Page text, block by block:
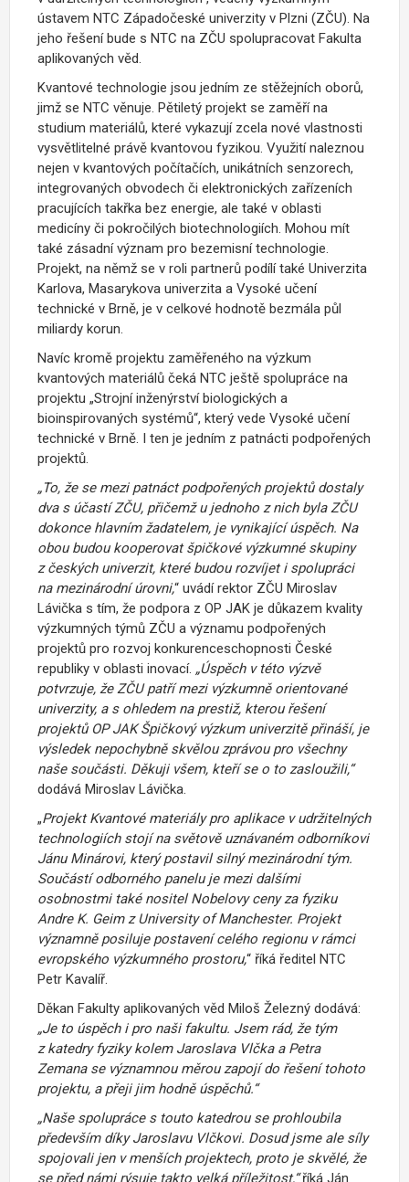
ústavem NTC Západočeské univerzity v Plzni (ZČU). Na
jeho řešení bude s NTC na ZČU spolupracovat Fakulta
aplikovaných věd.
Kvantové technologie jsou jedním ze stěžejních oborů,
jimž se NTC věnuje. Pětiletý projekt se zaměří na
studium materiálů, které vykazují zcela nové vlastnosti
vysvětlitelné právě kvantovou fyzikou. Využití naleznou
nejen v kvantových počítačích, unikátních senzorech,
integrovaných obvodech či elektronických zařízeních
pracujících takřka bez energie, ale také v oblasti
medicíny či pokročilých biotechnologiích. Mohou mít
také zásadní význam pro bezemisní technologie.
Projekt, na němž se v roli partnerů podílí také Univerzita
Karlova, Masarykova univerzita a Vysoké učení
technické v Brně, je v celkové hodnotě bezmála půl
miliardy korun.
Navíc kromě projektu zaměřeného na výzkum
kvantových materiálů čeká NTC ještě spolupráce na
projektu „Strojní inženýrství biologických a
bioinspirovaných systémů“, který vede Vysoké učení
technické v Brně. I ten je jedním z patnácti podpořených
projektů.
„To, že se mezi patnáct podpořených projektů dostaly
dva s účastí ZČU, přičemž u jednoho z nich byla ZČU
dokonce hlavním žadatelem, je vynikající úspěch. Na
obou budou kooperovat špičkové výzkumné skupiny
z českých univerzit, které budou rozvíjet i spolupráci
na mezinárodní úrovni,“ uvádí rektor ZČU Miroslav
Lávička s tím, že podpora z OP JAK je důkazem kvality
výzkumných týmů ZČU a významu podpořených
projektů pro rozvoj konkurenceschopnosti České
republiky v oblasti inovací. „Úspěch v této výzvě
potvrzuje, že ZČU patří mezi výzkumně orientované
univerzity, a s ohledem na prestiž, kterou řešení
projektů OP JAK Špičkový výzkum univerzitě přináší, je
výsledek nepochybně skvělou zprávou pro všechny
naše součásti. Děkuji všem, kteří se o to zasloužili,“
dodává Miroslav Lávička.
„Projekt Kvantové materiály pro aplikace v udržitelných
technologiích stojí na světově uznávaném odborníkovi
Jánu Minárovi, který postavil silný mezinárodní tým.
Součástí odborného panelu je mezi dalšími
osobnostmi také nositel Nobelovy ceny za fyziku
Andre K. Geim z University of Manchester. Projekt
významně posiluje postavení celého regionu v rámci
evropského výzkumného prostoru,“ říká ředitel NTC
Petr Kavalíř.
Děkan Fakulty aplikovaných věd Miloš Železný dodává:
„Je to úspěch i pro naši fakultu. Jsem rád, že tým
z katedry fyziky kolem Jaroslava Vlčka a Petra
Zemana se významnou měrou zapojí do řešení tohoto
projektu, a přeji jim hodně úspěchů.“
„Naše spolupráce s touto katedrou se prohloubila
především díky Jaroslavu Vlčkovi. Dosud jsme ale síly
spojovali jen v menších projektech, proto je skvělé, že
se před námi rýsuje takto velká příležitost,“říká Ján